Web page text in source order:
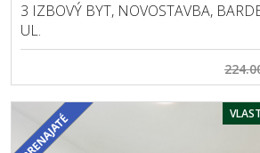
3 IZBOVÝ BYT, NOVOSTAVBA,
UL.